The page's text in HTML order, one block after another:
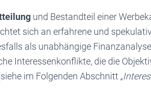
und Bestandteil einer
sich an erfahrene und
als unabhängige
Interessenkonflikte, die die
im Folgenden Abschnitt „